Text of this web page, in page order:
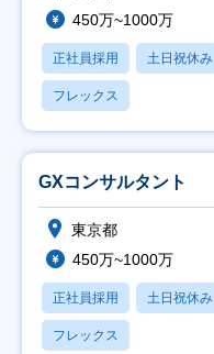
450万~1000万
正社員採用 土日祝休み
フレックス
GXコンサルタント
東京都
450万~1000万
正社員採用 土日祝休み
フレックス